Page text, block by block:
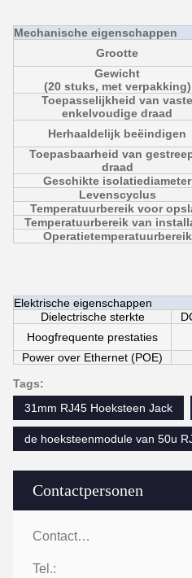
Contactpersonen
Contactpersonen:
Tel.:
Mechanische eigenschappen
Grootte
Gewicht
(20 stuks, met verpakking)
Toepasselijkheid van vaste
enkelvoudige draad
Herhaaldelijk beëindigen
Toepasbaarheid van
draad
Geschikte isolatiediameter
Levenscyclus
Temperatuurbereik voor
Temperatuurbereik van
Operatietemperatuurbereik
Elektrische eigenschappen
Dielectrische sterkte
Hoogfrequente prestaties
Power over Ethernet (POE)
Tags:
31mm RJ45 Hoeksteen Jack
de hoeksteenmodule van 50u